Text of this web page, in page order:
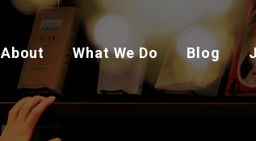
About What We Do Blog